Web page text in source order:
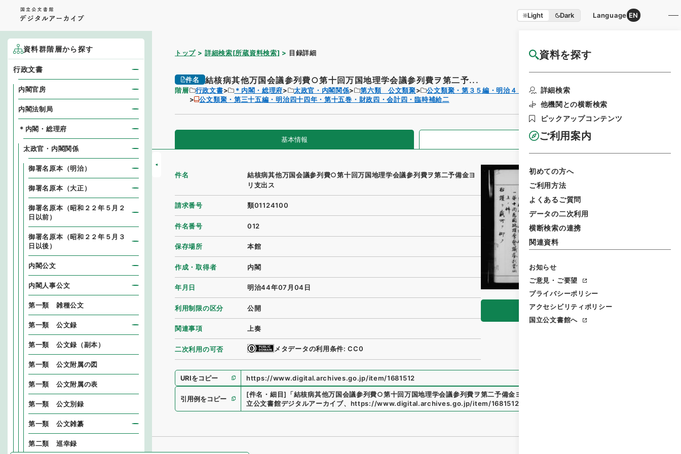
Light Dark Language EN
資料を探す
詳細検索
他機関との横断検索
ピックアップコンテンツ
ご利用案内
初めての方へ
ご利用方法
よくあるご質問
データの二次利用
横断検索の連携
関連資料
お知らせ
ご意見・ご要望
プライバシーポリシー
アクセシビリティポリシー
国立公文書館へ
トップ 詳細検索[所蔵資料検索] 目録詳細 国立公文書館HP利用案内
件名 結核病其他万国会議参列費○第十回万国地理学会議参列費ヲ第二予...
階層 行政文書 ＊内閣・総理府 太政官・内閣関係 第六類 公文類聚
公文類聚・第３５編・明治４４年
公文類聚・第三十五編・明治四十四年・第十五巻・財政四・会計四・臨時補給二
基本情報 全ての情報
閲覧
件名
結核病其他万国会議参列費○第十回万国地理学会議参列費ヲ第二予備金ヨ
リ支出ス
請求番号 類01124100
件名番号 012
保存場所 本館
作成・取得者 内閣
年月日 明治44年07月04日
利用制限の区分 公開
関連事項 上奏
二次利用の可否 メタデータの利用条件: CC0
URIをコピー https://www.digital.archives.go.jp/item/1681512
引用例をコピー
[件名・細目] 「結核病其他万国会議参列費○第十回万国地理学会議参列費ヲ第二予備金ヨリ支出ス
立公文書館デジタルアーカイブ、 https://www.digital.archives.go.jp/item/1681512
資料群階層から探す
行政文書
内閣官房
内閣法制局
＊内閣・総理府
太政官・内閣関係
御署名原本（明治）
御署名原本（大正）
御署名原本（昭和２２年５月２
日以前）
御署名原本（昭和２２年５月３
日以後）
内閣公文
内閣人事公文
第一類 雑種公文
第一類 公文録
第一類 公文録（副本）
第一類 公文附属の図
第一類 公文附属の表
第一類 公文別録
第一類 公文雑纂
第二類 巡幸録